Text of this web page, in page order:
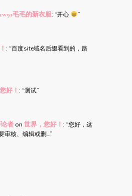
毛毛的新衣服: “开心 ”
: “百度site域名后缀看到的，路
好！ : “测试”
者on 世界，您好！ : “您好，这
审核、编辑或删…”